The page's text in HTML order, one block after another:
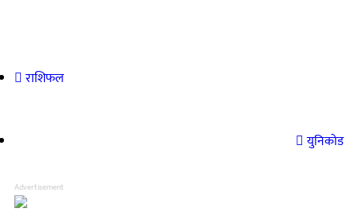
राशिफल
युनिकोड
Advertisement